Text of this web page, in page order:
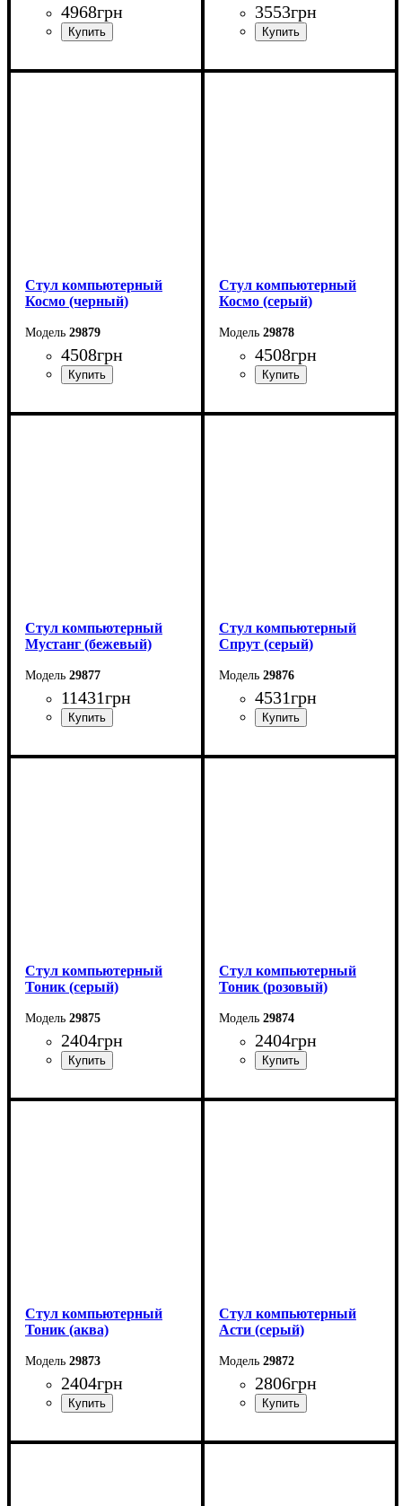
4968грн 3553грн
Стул компьютерный
Космо (черный)
29879
4508грн
Стул компьютерный
Космо (серый)
29878
4508грн
Стул компьютерный
Мустанг (бежевый)
29877
11431грн
Стул компьютерный
Спрут (серый)
29876
4531грн
Стул компьютерный
Тоник (серый)
29875
2404грн
Стул компьютерный
Тоник (розовый)
29874
2404грн
Стул компьютерный
Тоник (аква)
29873
2404грн
Стул компьютерный
Асти (серый)
29872
2806грн